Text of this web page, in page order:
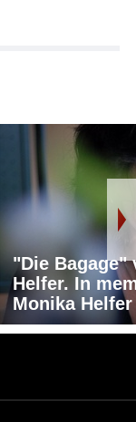
"Die Bagage"
Helfer. In
Monika Helfer